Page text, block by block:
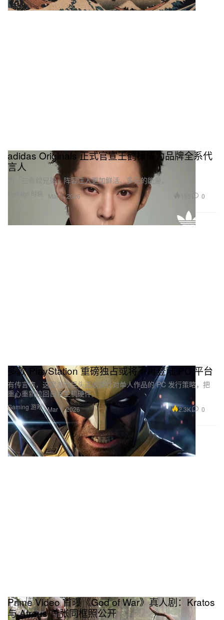
adidas Originals 正式官宣王鹤棣成为品牌全系代
言人
为「三条纹兄弟」阵容注入更加鲜活、多元的能量。
Mar 1, 2026 0
Gaming 游戏
多款 PlayStation 重磅独占或将不再登陆 PC 平台
有传言称，这家游戏巨头正收紧针对单人作品的 PC 发行策略，把
重心重新拉回自家主机硬件。
Mar 1, 2026 2.3K 0
Prime Video 首曝《God of War》真人剧：Kratos
与 Atreus 首张同框照公开